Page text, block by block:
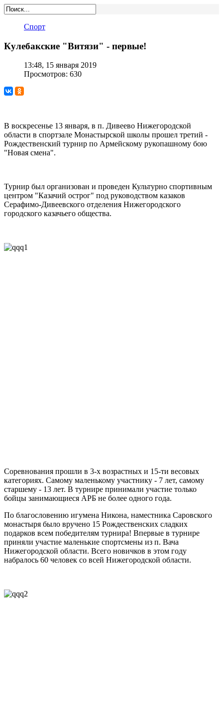
Спорт
Кулебакские "Витязи" - первые!
13:48, 15 января 2019
Просмотров: 630
В воскресенье 13 января, в п. Дивеево Нижегородской
области в спортзале Монастырской школы прошел третий -
Рождественский турнир по Армейскому рукопашному бою
"Новая смена".
Турнир был организован и проведен Культурно спортивным
центром "Казачий острог" под руководством казаков
Серафимо-Дивеевского отделения Нижегородского
городского казачьего общества.
Соревнования прошли в 3-х возрастных и 15-ти весовых
категориях. Самому маленькому участнику - 7 лет, самому
старшему - 13 лет. В турнире принимали участие только
бойцы занимающиеся АРБ не более одного года.
По благословению игумена Никона, наместника Саровского
монастыря было вручено 15 Рождественских сладких
подарков всем победителям турнира! Впервые в турнире
приняли участие маленькие спортсмены из п. Вача
Нижегородской области. Всего новичков в этом году
набралось 60 человек со всей Нижегородской области.